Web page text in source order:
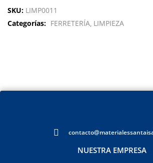
SKU: LIMP0011
Categorías: FERRETERÍA LIMPIEZA
NUESTRA EMPRESA